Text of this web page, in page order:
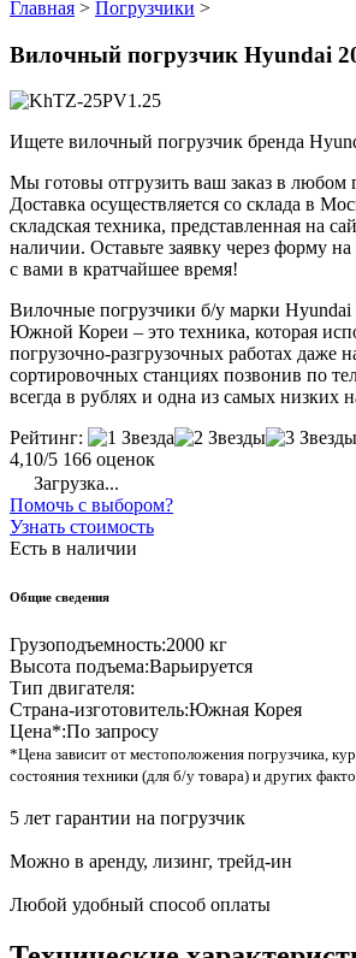
Главная > Погрузчики >
Вилочный погрузчик Hyundai
Ищете вилочный погрузчик бренда
Мы готовы отгрузить ваш заказ в любом
Доставка осуществляется со склада в
складская техника, представленная на
наличии. Оставьте заявку через форму
с вами в кратчайшее время!
Вилочные погрузчики б/у марки Hyundai
Южной Кореи – это техника, которая
погрузочно-разгрузочных работах даже
сортировочных станциях позвонив по
всегда в рублях и одна из самых низких
Рейтинг:
4,10/5 166 оценок
Загрузка...
Помочь с выбором?
Узнать стоимость
Есть в наличии
Общие сведения
Грузоподъемность:2000 кг
Высота подъема:Варьируется
Тип двигателя:
Страна-изготовитель:Южная Корея
Цена*:По запросу
*Цена зависит от местоположения погрузчика,
состояния техники (для б/у товара) и других
5 лет гарантии на погрузчик
Можно в аренду, лизинг, трейд-ин
Любой удобный способ оплаты